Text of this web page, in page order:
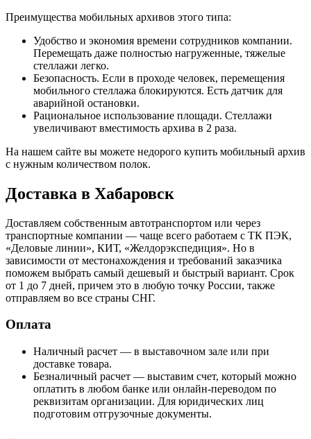
Преимущества мобильных архивов этого типа:
Удобство и экономия времени сотрудников компании.
Перемещать даже полностью нагруженные, тяжелые
стеллажи легко.
Безопасность. Если в проходе человек, перемещения
мобильного стеллажа блокируются. Есть датчик для
аварийной остановки.
Рациональное использование площади. Стеллажи
увеличивают вместимость архива в 2 раза.
На нашем сайте вы можете недорого купить мобильный архив
с нужным количеством полок.
Доставка в Хабаровск
Доставляем собственным автотранспортом или через
транспортные компании — чаще всего работаем с ТК ПЭК,
«Деловые линии», КИТ, «Желдорэкспедиция». Но в
зависимости от местонахождения и требований заказчика
поможем выбрать самый дешевый и быстрый вариант. Срок
от 1 до 7 дней, причем это в любую точку России, также
отправляем во все страны СНГ.
Оплата
Наличный расчет — в выставочном зале или при
доставке товара.
Безналичный расчет — выставим счет, который можно
оплатить в любом банке или онлайн-переводом по
реквизитам организации. Для юридических лиц
подготовим отгрузочные документы.